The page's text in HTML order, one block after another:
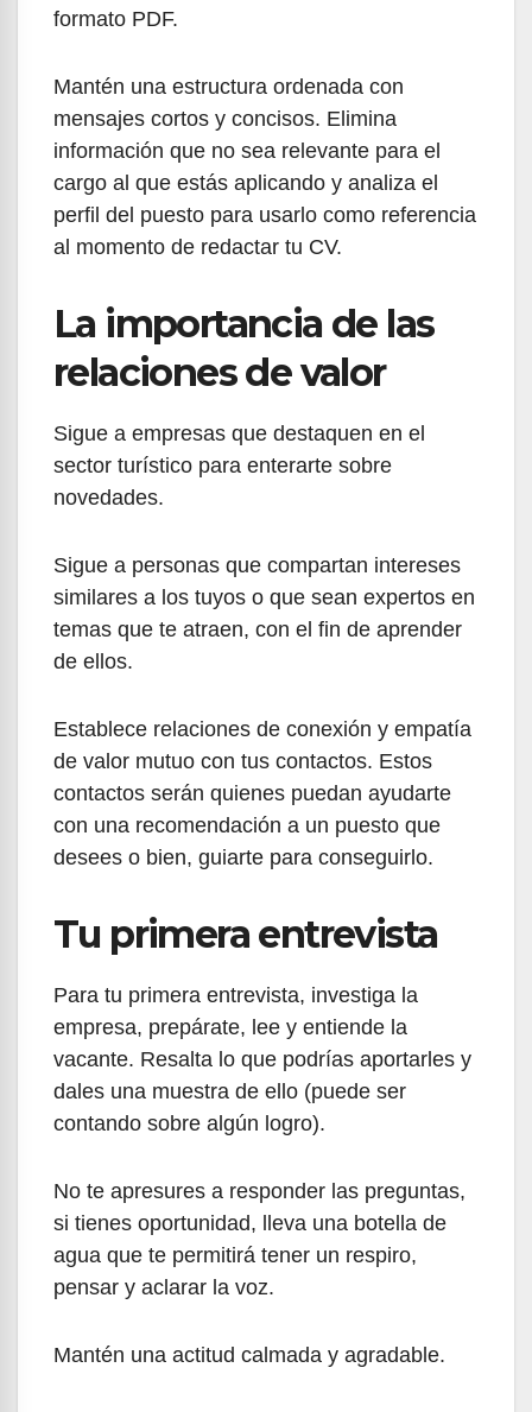
formato PDF.
Mantén una estructura ordenada con
mensajes cortos y concisos. Elimina
información que no sea relevante para el
cargo al que estás aplicando y analiza el
perfil del puesto para usarlo como referencia
al momento de redactar tu CV.
La importancia de las
relaciones de valor
Sigue a empresas que destaquen en el
sector turístico para enterarte sobre
novedades.
Sigue a personas que compartan intereses
similares a los tuyos o que sean expertos en
temas que te atraen, con el fin de aprender
de ellos.
Establece relaciones de conexión y empatía
de valor mutuo con tus contactos. Estos
contactos serán quienes puedan ayudarte
con una recomendación a un puesto que
desees o bien, guiarte para conseguirlo.
Tu primera entrevista
Para tu primera entrevista, investiga la
empresa, prepárate, lee y entiende la
vacante. Resalta lo que podrías aportarles y
dales una muestra de ello (puede ser
contando sobre algún logro).
No te apresures a responder las preguntas,
si tienes oportunidad, lleva una botella de
agua que te permitirá tener un respiro,
pensar y aclarar la voz.
Mantén una actitud calmada y agradable.